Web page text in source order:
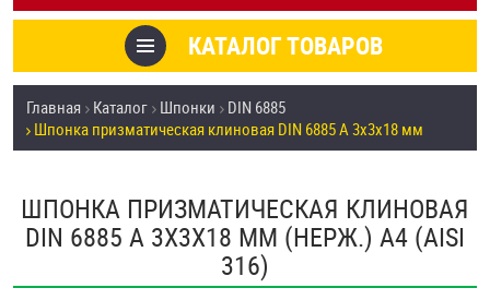
ОТЗЫВЫ
УСЛУГИ
СКИДКИ
ОПТ
ПОКУПАТЕЛЯМ
КАТАЛОГ ТОВАРОВ
Товары со скидкой
Анкеры
Антивандальный крепёж, инструмент
Главная Каталог Шпонки
DIN 6885
Шпонка призматическая клиновая DIN 6885 А 3х3х18 мм
ШПОНКА ПРИЗМАТИЧЕСКАЯ КЛИНОВАЯ
DIN 6885 А 3Х3Х18 ММ (НЕРЖ.) A4 (AISI
316)